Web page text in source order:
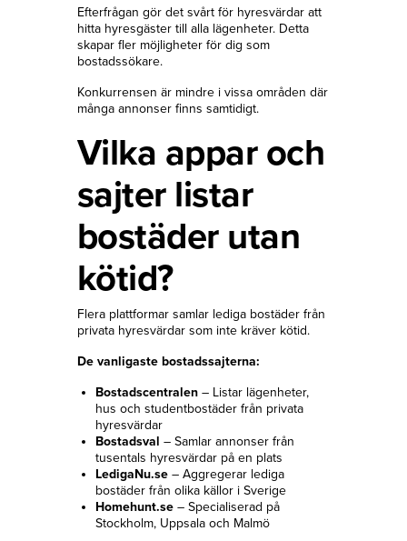
Efterfrågan gör det svårt för hyresvärdar att
hitta hyresgäster till alla lägenheter. Detta
skapar fler möjligheter för dig som
bostadssökare.
Konkurrensen är mindre i vissa områden där
många annonser finns samtidigt.
Vilka appar och
sajter listar
bostäder utan
kötid?
Flera plattformar samlar lediga bostäder från
privata hyresvärdar som inte kräver kötid.
De vanligaste bostadssajterna:
Bostadscentralen– Listar lägenheter,
hus och studentbostäder från privata
hyresvärdar
Bostadsval – Samlar annonser från
tusentals hyresvärdar på en plats
LedigaNu.se– Aggregerar lediga
bostäder från olika källor i Sverige
Homehunt.se– Specialiserad på
Stockholm, Uppsala och Malmö